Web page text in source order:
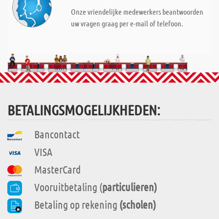
Onze vriendelijke medewerkers beantwoorden
uw vragen graag per e-mail of telefoon.
BETALINGSMOGELIJKHEDEN:
Bancontact
VISA
MasterCard
Vooruitbetaling (particulieren)
Betaling op rekening (scholen)